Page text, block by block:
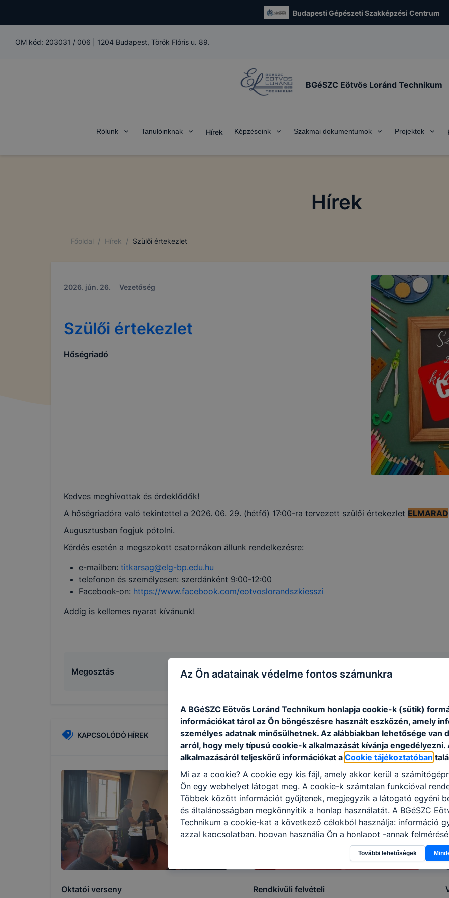
Budapesti Gépészeti Szakképzési Centrum
OM kód: 203031 / 006 1204 Budapest, Török Flóris u. 89.
BGéSZC Eötvös Loránd Technikum
Rólunk Tanulóinknak Hírek Képzéseink Szakmai dokumentumok Projektek
Hírek
Főoldal / Hírek / Szülői értekezlet
2026. jún. 26. Vezetőség
Szülői értekezlet
Hőségriadó
Kedves meghívottak és érdeklődők!
A hőségriadóra való tekintettel a 2026. 06. 29. (hétfő) 17:00-ra tervezett szülői értekezlet ELMARAD
Augusztusban fogjuk pótolni.
Kérdés esetén a megszokott csatornákon állunk rendelkezésre:
e-mailben: titkarsag@elg-bp.edu.hu
telefonon és személyesen: szerdánként 9:00-12:00
Facebook-on: https://www.facebook.com/eotvoslorandszkiesszi
Addig is kellemes nyarat kívánunk!
Megosztás
KAPCSOLÓDÓ HÍREK
Oktatói verseny Rendkívüli felvételi
Az Ön adatainak védelme fontos számunkra
A BGéSZC Eötvös Loránd Technikum honlapja cookie-k (sütik)
információkat tárol az Ön böngészésre használt eszközén, amely
személyes adatnak minősülhetnek. Az alábbiakban lehetősége van
arról, hogy mely típusú cookie-k alkalmazását kívánja engedélyezni.
alkalmazásáról teljeskörű információkat a Cookie tájékoztatóban
Mi az a cookie? A cookie egy kis fájl, amely akkor kerül a
Ön egy webhelyet látogat meg. A cookie-k számtalan funkcióval
Többek között információt gyűjtenek, megjegyzik a látogató egyéni
és általánosságban megkönnyítik a honlap használatát. A BGéSZC
Technikum a cookie-kat a következő célokból használja: információ
azzal kapcsolatban, hogyan használja Ön a honlapot -annak
honlap melyik részeit látogatja, vagy használja leginkább, így
hogyan biztosítsunk Önnek még jobb felhasználói élményt, ha ismét
oldalunkat, honlap fejlesztése. Hogyan ellenőrizheti és hogyan tudja
változtatását. A legtöbb böngésző alapértelmezettként
További lehetőségek